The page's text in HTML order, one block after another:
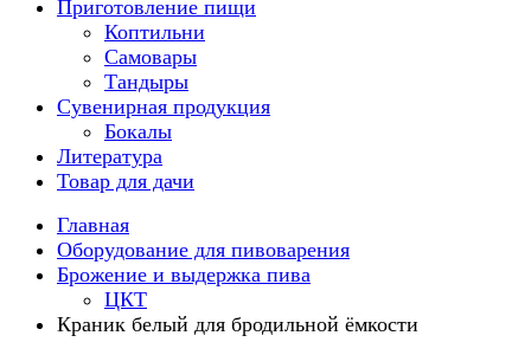
Приготовление пищи
Коптильни
Самовары
Тандыры
Сувенирная продукция
Бокалы
Литература
Товар для дачи
Главная
Оборудование для пивоварения
Брожение и выдержка пива
ЦКТ
Краник белый для бродильной ёмкости